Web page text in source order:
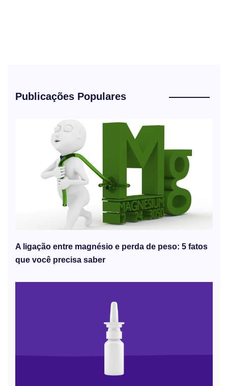
Publicações Populares
A ligação entre magnésio e perda de peso: 5 fatos
que você precisa saber